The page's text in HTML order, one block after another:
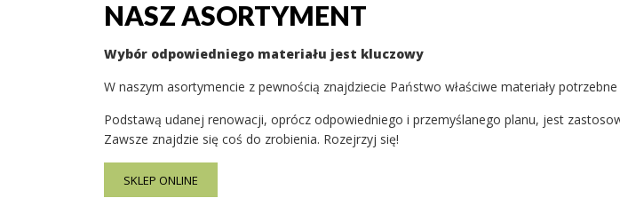
NASZ ASORTYMENT
Wybór odpowiedniego materiału jest kluczowy
W naszym asortymencie z pewnością znajdziecie Państwo właściwe materiały
Podstawą udanej renowacji, oprócz odpowiedniego i przemyślanego planu, jest
Zawsze znajdzie się coś do zrobienia. Rozejrzyj się!
SKLEP ONLINE